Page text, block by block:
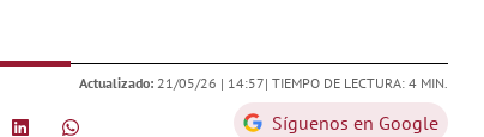
Actualizado: 21/05/26 | 14:57| TIEMPO DE LECTURA: 4 MIN.
Síguenos en Google